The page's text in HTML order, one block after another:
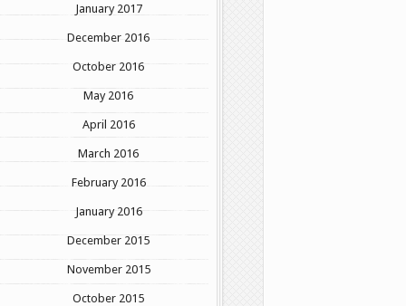
January 2017
December 2016
October 2016
May 2016
April 2016
March 2016
February 2016
January 2016
December 2015
November 2015
October 2015